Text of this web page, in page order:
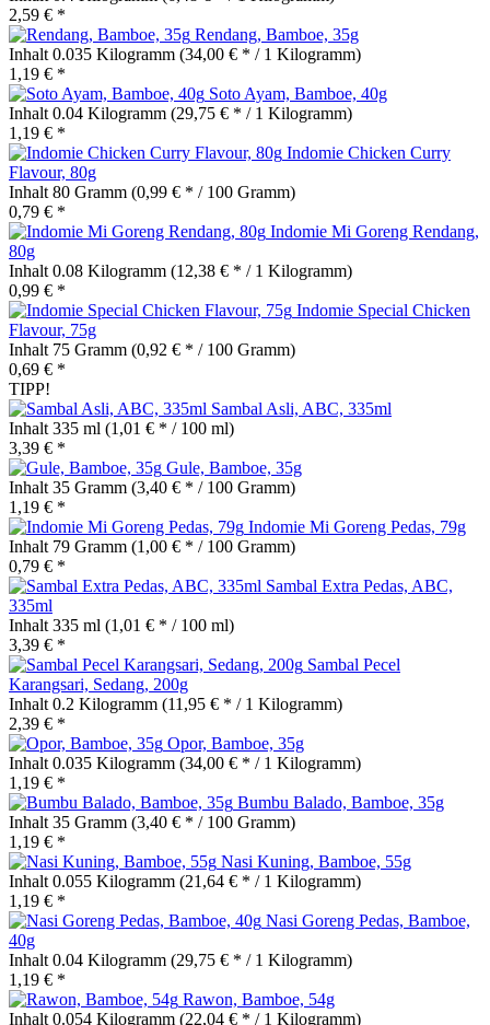
2,59 € *
Rendang, Bamboe, 35g
Inhalt 0.035 Kilogramm (34,00 € * / 1 Kilogramm)
1,19 € *
Soto Ayam, Bamboe, 40g
Inhalt 0.04 Kilogramm (29,75 € * / 1 Kilogramm)
1,19 € *
Indomie Chicken Curry
Flavour, 80g
Inhalt 80 Gramm (0,99 € * / 100 Gramm)
0,79 € *
Indomie Mi Goreng Rendang,
80g
Inhalt 0.08 Kilogramm (12,38 € * / 1 Kilogramm)
0,99 € *
Indomie Special Chicken
Flavour, 75g
Inhalt 75 Gramm (0,92 € * / 100 Gramm)
0,69 € *
TIPP!
Sambal Asli, ABC, 335ml
Inhalt 335 ml (1,01 € * / 100 ml)
3,39 € *
Gule, Bamboe, 35g
Inhalt 35 Gramm (3,40 € * / 100 Gramm)
1,19 € *
Indomie Mi Goreng Pedas, 79g
Inhalt 79 Gramm (1,00 € * / 100 Gramm)
0,79 € *
Sambal Extra Pedas, ABC,
335ml
Inhalt 335 ml (1,01 € * / 100 ml)
3,39 € *
Sambal Pecel
Karangsari, Sedang, 200g
Inhalt 0.2 Kilogramm (11,95 € * / 1 Kilogramm)
2,39 € *
Opor, Bamboe, 35g
Inhalt 0.035 Kilogramm (34,00 € * / 1 Kilogramm)
1,19 € *
Bumbu Balado, Bamboe, 35g
Inhalt 35 Gramm (3,40 € * / 100 Gramm)
1,19 € *
Nasi Kuning, Bamboe, 55g
Inhalt 0.055 Kilogramm (21,64 € * / 1 Kilogramm)
1,19 € *
Nasi Goreng Pedas, Bamboe,
40g
Inhalt 0.04 Kilogramm (29,75 € * / 1 Kilogramm)
1,19 € *
Rawon, Bamboe, 54g
Inhalt 0.054 Kilogramm (22,04 € * / 1 Kilogramm)